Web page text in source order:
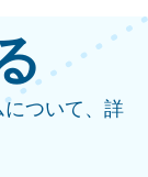
ついて、詳